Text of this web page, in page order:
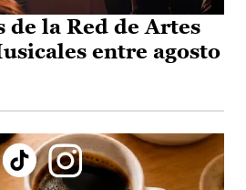
de la Red de Artes
entre agosto